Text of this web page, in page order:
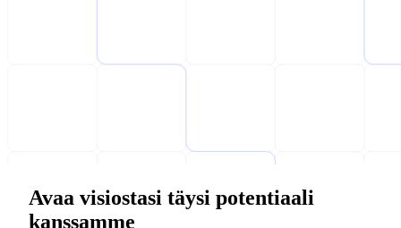
Avaa visiostasi täysi potentiaali
kanssamme